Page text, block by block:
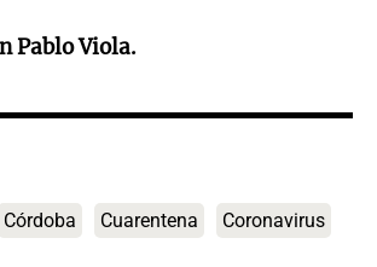
Pablo Viola.
Córdoba Cuarentena Coronavirus